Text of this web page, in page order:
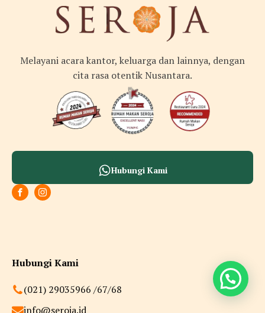
Melayani acara kantor, keluarga dan lainnya, dengan
cita rasa otentik Nusantara.
Hubungi Kami
Hubungi Kami
(021) 29035966 /67/68
info@seroja.id